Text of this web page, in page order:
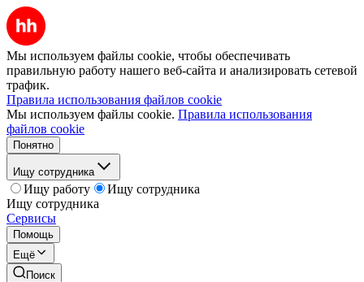
Мы используем файлы cookie, чтобы обеспечивать
правильную работу нашего веб-сайта и анализировать сетевой
трафик.
Правила использования файлов cookie
Мы используем файлы cookie. Правила использования
файлов cookie
Понятно
Ищу сотрудника
Ищу работу
Ищу сотрудника
Ищу сотрудника
Сервисы
Помощь
Ещё
Поиск